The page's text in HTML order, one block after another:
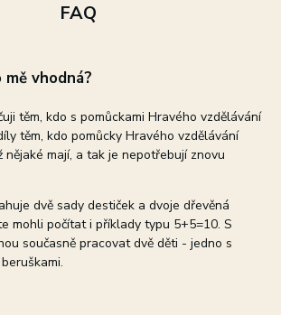
FAQ
mě vhodná?
těm, kdo s pomůckami Hravého vzdělávání
těm, kdo pomůcky Hravého vzdělávání
nějaké mají, a tak je nepotřebují znovu
dvě sady destiček a dvoje dřevěná
mohli počítat i příklady typu 5+5=10. S
současně pracovat dvě děti - jedno s